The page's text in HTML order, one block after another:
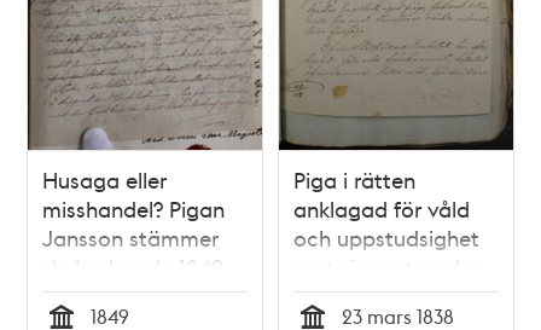
Husaga eller
misshandel? Pigan
Jansson stämmer
sin husbonde 1849
1849
Piga i rätten
anklagad för våld
och uppstudsighet
mot sin matmoder
23 mars 1838